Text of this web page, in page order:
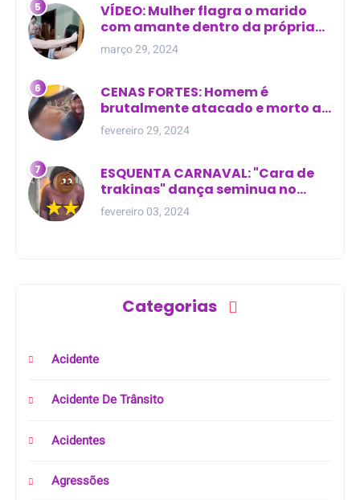
VÍDEO: Mulher flagra o marido
com amante dentro da própria
residência
março 29, 2024
CENAS FORTES: Homem é
brutalmente atacado e morto a
golpes de facão em joão lisboa
fevereiro 29, 2024
ESQUENTA CARNAVAL: "Cara de
trakinas" dança seminua no
meio da rua na Bahia
fevereiro 03, 2024
Categorias
Acidente
Acidente De Trânsito
Acidentes
Agressões